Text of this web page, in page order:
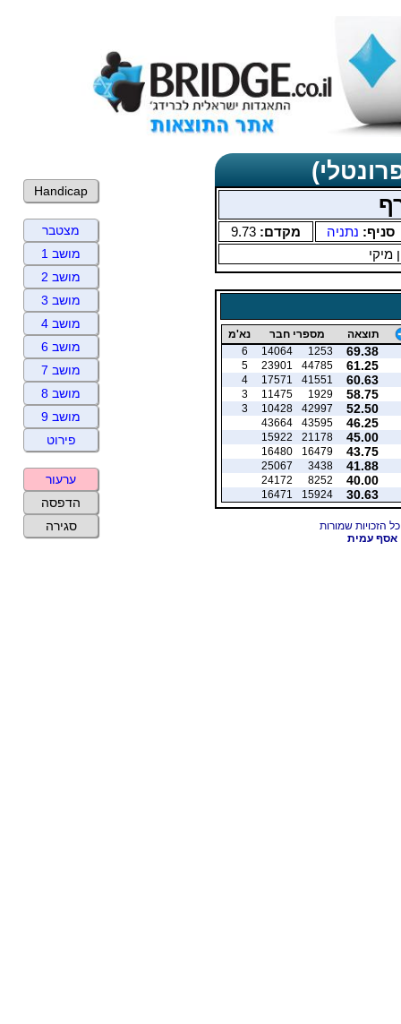
סניף: נתניה מקדם: 9.73
מיקי
תוצאה מספרי חבר נא'מ
69.38
1253
14064
6
61.25
44785
23901
5
60.63
41551
17571
4
58.75
1929
11475
3
52.50
42997
10428
3
46.25
43595
43664
45.00
21178
15922
43.75
16479
16480
41.88
3438
25067
40.00
8252
24172
30.63
15924
16471
אסף עמית
Handicap
מצטבר
מושב 1
מושב 2
מושב 3
מושב 4
מושב 6
מושב 7
מושב 8
מושב 9
פירוט
ערעור
הדפסה
סגירה